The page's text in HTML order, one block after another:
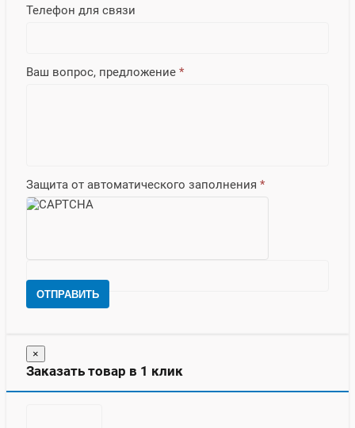
Телефон для связи
Ваш вопрос, предложение *
Защита от автоматического заполнения *
ОТПРАВИТЬ
×
Заказать товар в 1 клик